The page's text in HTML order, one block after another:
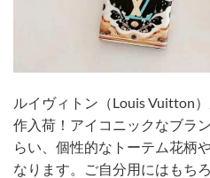
ルイヴィトン（Louis Vuitton
作入荷！アイコニックなブラ
らい、個性的なトーテム花柄
なります。ご自分用にはもち